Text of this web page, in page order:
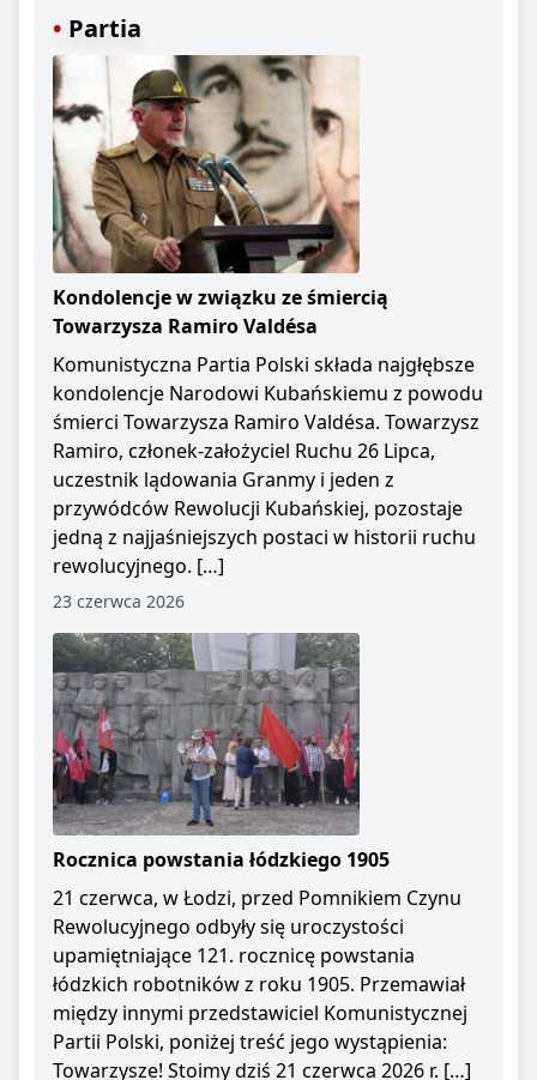
Partia
Kondolencje w związku ze śmiercią
Towarzysza Ramiro Valdésa
Komunistyczna Partia Polski składa najgłębsze
kondolencje Narodowi Kubańskiemu z powodu
śmierci Towarzysza Ramiro Valdésa. Towarzysz
Ramiro, członek-założyciel Ruchu 26 Lipca,
uczestnik lądowania Granmy i jeden z
przywódców Rewolucji Kubańskiej, pozostaje
jedną z najjaśniejszych postaci w historii ruchu
rewolucyjnego. […]
23 czerwca 2026
Rocznica powstania łódzkiego 1905
21 czerwca, w Łodzi, przed Pomnikiem Czynu
Rewolucyjnego odbyły się uroczystości
upamiętniające 121. rocznicę powstania
łódzkich robotników z roku 1905. Przemawiał
między innymi przedstawiciel Komunistycznej
Partii Polski, poniżej treść jego wystąpienia:
Towarzysze! Stoimy dziś 21 czerwca 2026 r. […]